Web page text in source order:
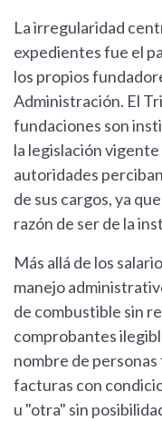
La irregularidad
expedientes fue el
los propios
Administración. El
fundaciones son
la legislación
autoridades
de sus cargos, ya
razón de ser de la
Más allá de los
manejo
de combustible sin
comprobantes
nombre de
facturas con
u "otra" sin